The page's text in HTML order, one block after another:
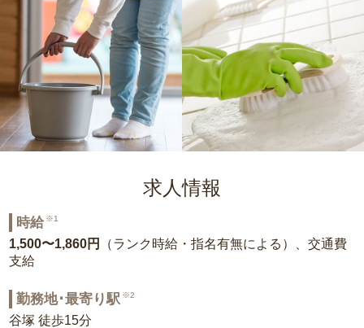
求人情報
時給 ※1
1,500〜1,860円
（ランク時給・指名有無による）、交通費
支給
勤務地･最寄り駅 ※2
谷塚 徒歩15分